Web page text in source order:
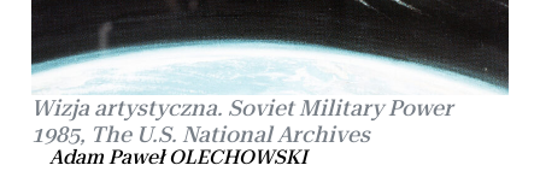
Wizja artystyczna. Soviet Military Power
1985, The U.S. National Archives
Adam Paweł OLECHOWSKI